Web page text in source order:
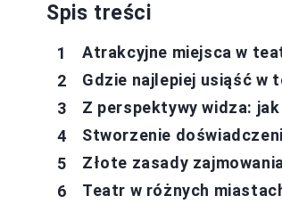
Spis treści
Atrakcyjne miejsca w
Gdzie najlepiej usiąść w
Z perspektywy widza:
Stworzenie
Złote zasady
Teatr w różnych